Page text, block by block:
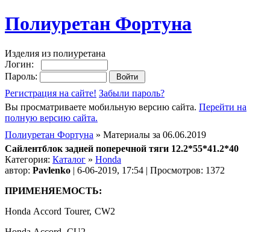
Полиуретан Фортуна
Изделия из полиуретана
Логин:
Пароль:
Регистрация на сайте! Забыли пароль?
Вы просматриваете мобильную версию сайта. Перейти на
полную версию сайта.
Полиуретан Фортуна » Материалы за 06.06.2019
Сайлентблок задней поперечной тяги 12.2*55*41.2*40
Категория: Каталог » Honda
автор: Pavlenko | 6-06-2019, 17:54 | Просмотров: 1372
ПРИМЕНЯЕМОСТЬ:
Honda Accord Tourer, CW2